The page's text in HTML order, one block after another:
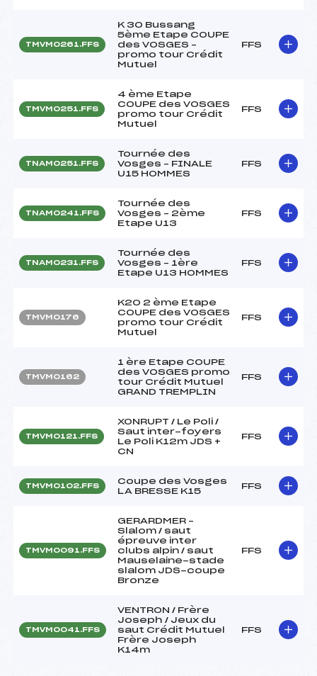
TMVM0261.FFS
K 30 Bussang
5ème Etape COUPE
des VOSGES –
promo tour Crédit
Mutuel
FFS
TMVM0251.FFS
4 ème Etape
COUPE des VOSGES
promo tour Crédit
Mutuel
FFS
TNAM0251.FFS
Tournée des
Vosges – FINALE
U15 HOMMES
FFS
TNAM0241.FFS
Tournée des
Vosges – 2ème
Etape U13
FFS
TNAM0231.FFS
Tournée des
Vosges – 1ère
Etape U13 HOMMES
FFS
TMVM0176
K20 2 ème Etape
COUPE des VOSGES
promo tour Crédit
Mutuel
FFS
TMVM0162
1 ère Etape COUPE
des VOSGES promo
tour Crédit Mutuel
GRAND TREMPLIN
FFS
TMVM0121.FFS
XONRUPT / Le Poli /
Saut inter-foyers
Le Poli K12m JDS +
CN
FFS
TMVM0102.FFS
Coupe des Vosges
LA BRESSE K15
FFS
TMVM0091.FFS
GERARDMER –
Slalom / saut
épreuve inter
clubs alpin / saut
Mauselaine-stade
slalom JDS-coupe
Bronze
FFS
TMVM0041.FFS
VENTRON / Frère
Joseph / Jeux du
saut Crédit Mutuel
Frère Joseph
K14m
FFS